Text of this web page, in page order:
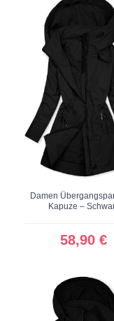
Damen
Kapuze –
58,90 €